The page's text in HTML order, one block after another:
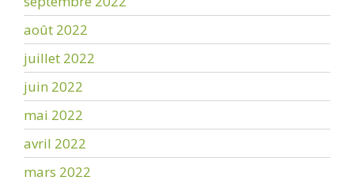
août 2022
juillet 2022
juin 2022
mai 2022
avril 2022
mars 2022